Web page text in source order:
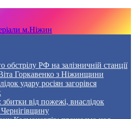
м.Ніжин
обстрілу РФ на залізничній станції
Горкавенко з Ніжинщини
удару росіян загорівся
від пожежі, внаслідок
Чернігівщину